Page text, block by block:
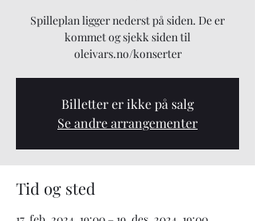
Spilleplan ligger nederst på siden. De er
kommet og sjekk siden til
oleivars.no/konserter
Billetter er ikke på salg
Se andre arrangementer
Tid og sted